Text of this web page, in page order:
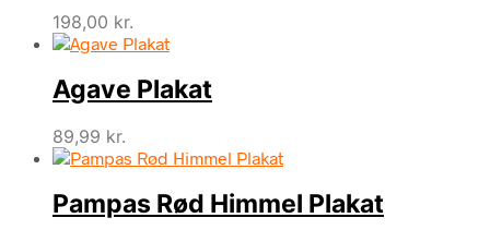
198,00 kr.
Agave Plakat
89,99 kr.
Pampas Rød Himmel Plakat